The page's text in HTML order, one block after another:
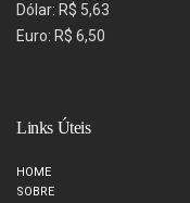
Dólar: R$ 5,63
Euro: R$ 6,50
Links Úteis
HOME
SOBRE